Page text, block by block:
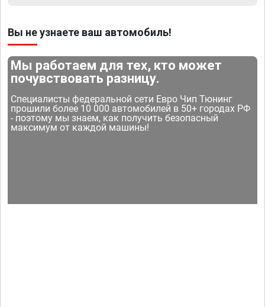
Вы не узнаете ваш автомобиль!
Мы работаем для тех, кто может
почувствовать разницу.
Специалисты федеральной сети Евро Чип Тюнинг
прошили более 10 000 автомобилей в 50+ городах РФ
- поэтому мы знаем, как получить безопасный
максимум от каждой машины!